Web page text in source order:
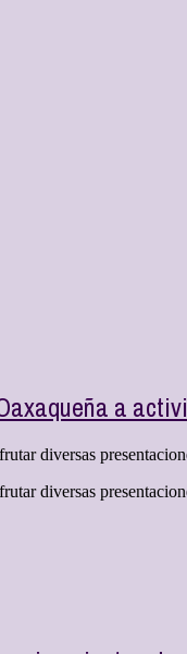
a
diversas
diversas